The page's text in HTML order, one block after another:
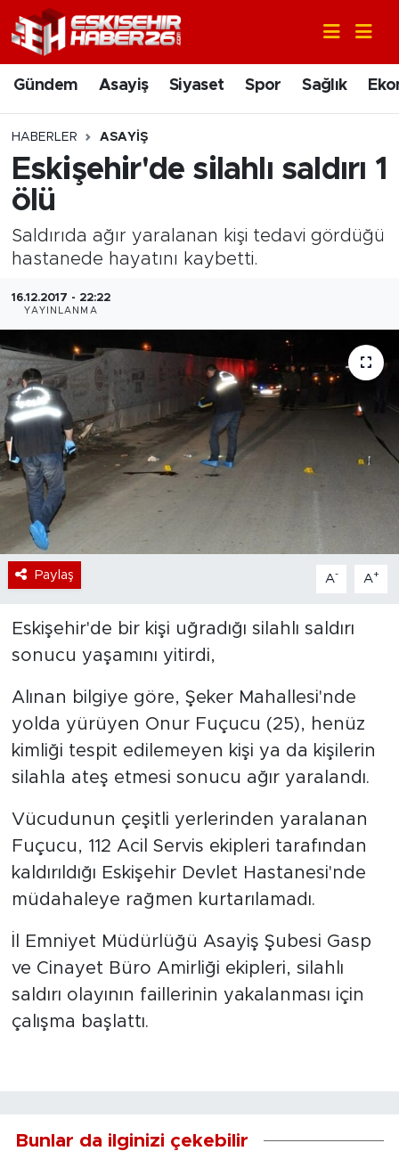
Gündem Asayiş Siyaset Spor Sağlık
HABERLER ASAYIŞ
Eskişehir'de silahlı saldırı 1
ölü
Saldırıda ağır yaralanan kişi tedavi gördüğü
hastanede hayatını kaybetti.
16.12.2017 - 22:22
YAYINLANMA
Paylaş A- A+
Eskişehir'de bir kişi uğradığı silahlı saldırı
sonucu yaşamını yitirdi,
Alınan bilgiye göre, Şeker Mahallesi'nde
yolda yürüyen Onur Fuçucu (25), henüz
kimliği tespit edilemeyen kişi ya da kişilerin
silahla ateş etmesi sonucu ağır yaralandı.
Vücudunun çeşitli yerlerinden yaralanan
Fuçucu, 112 Acil Servis ekipleri tarafından
kaldırıldığı Eskişehir Devlet Hastanesi'nde
müdahaleye rağmen kurtarılamadı.
İl Emniyet Müdürlüğü Asayiş Şubesi Gasp
ve Cinayet Büro Amirliği ekipleri, silahlı
saldırı olayının faillerinin yakalanması için
çalışma başlattı.
Bunlar da ilginizi çekebilir
Gündem
Asayiş
Siyaset
Spor
Sağlık
Ekonomi
Sanat
Bölge
Teknoloji
Magazin
Dünya
Nöbetçi Eczaneler
Hava Durumu
Trafik Durumu
Süper Lig Puan Durumu ve Fikstür
Tüm Manşetler
Son Dakika Haberleri